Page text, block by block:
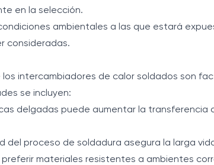
en la selección.
ambientales a las que estará
consideradas.
intercambiadores de calor soldados son
se incluyen:
delgadas puede aumentar la transferencia
del proceso de soldadura asegura la larga
materiales resistentes a ambientes